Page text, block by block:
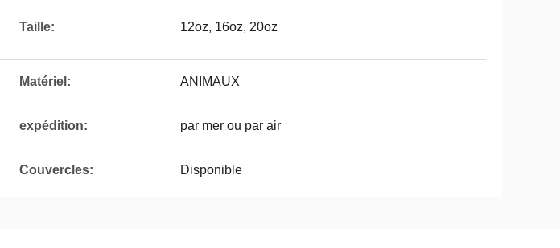
Taille: 12oz, 16oz, 20oz
Matériel: ANIMAUX
expédition: par mer ou par air
Couvercles: Disponible